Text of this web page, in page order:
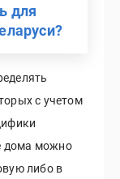
для
с учетом
дома можно
либо в